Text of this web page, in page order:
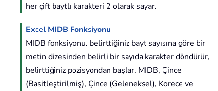
her çift baytlı karakteri 2 olarak sayar.
Excel MIDB Fonksiyonu
MIDB fonksiyonu, belirttiğiniz bayt sayısına göre bir
metin dizesinden belirli bir sayıda karakter döndürür,
belirttiğiniz pozisyondan başlar. MIDB, Çince
(Basitleştirilmiş), Çince (Geleneksel), Korece ve